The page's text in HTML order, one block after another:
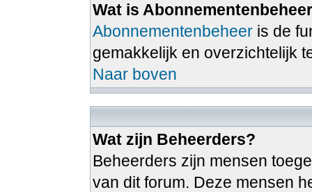
Wat is
Abonnementenbeheer is de
gemakkelijk en overzichtelijk
Naar boven
Wat zijn Beheerders?
Beheerders zijn mensen
van dit forum. Deze mensen